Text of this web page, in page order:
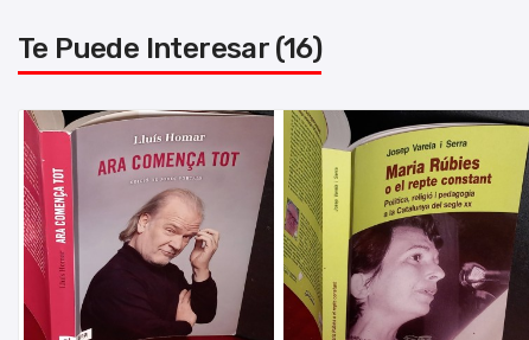
Te Puede Interesar (16)